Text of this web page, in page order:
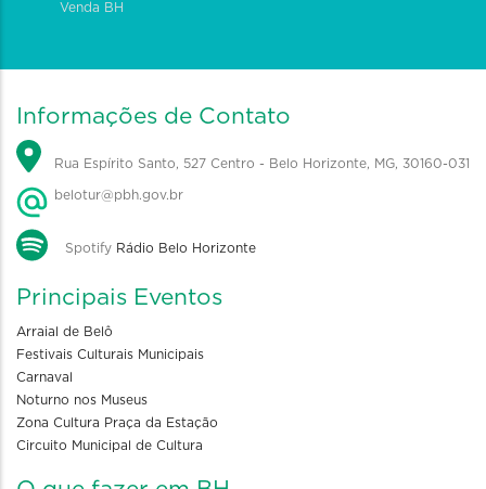
Venda BH
Informações de Contato
Rua Espírito Santo, 527 Centro - Belo Horizonte, MG, 30160-031
belotur@pbh.gov.br
Spotify Rádio Belo Horizonte
Principais Eventos
Arraial de Belô
Festivais Culturais Municipais
Carnaval
Noturno nos Museus
Zona Cultura Praça da Estação
Circuito Municipal de Cultura